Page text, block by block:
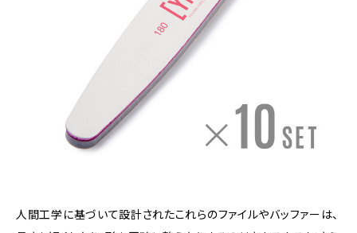
人間工学に基づいて設計されたこれらのファイルやバッファーは、